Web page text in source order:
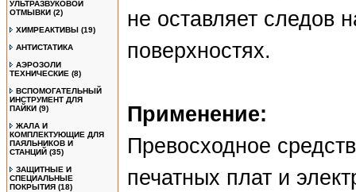
УЛЬТРАЗВУКОВОЙ
ОТМЫВКИ (2)
ХИМРЕАКТИВЫ (19)
АНТИСТАТИКА
АЭРОЗОЛИ
ТЕХНИЧЕСКИЕ (8)
ВСПОМОГАТЕЛЬНЫЙ
ИНСТРУМЕНТ ДЛЯ
ПАЙКИ (9)
ЖАЛА И
КОМПЛЕКТУЮЩИЕ ДЛЯ
ПАЯЛЬНИКОВ И
СТАНЦИЙ (35)
ЗАЩИТНЫЕ И
СПЕЦИАЛЬНЫЕ
ПОКРЫТИЯ (18)
не оставляет следов
поверхностях.
Применение:
Превосходное
печатных плат и